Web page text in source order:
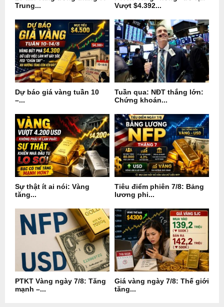
Trung...
Vượt $4.392...
Dự báo giá vàng tuần 10
–...
Tuần qua: NĐT thắng lớn:
Chứng khoán...
Sự thật ít ai nói: Vàng
tăng...
Tiêu điểm phiên 7/8: Bảng
lương phi...
PTKT Vàng ngày 7/8: Tăng
mạnh –...
Giá vàng ngày 7/8: Thế giới
tăng...